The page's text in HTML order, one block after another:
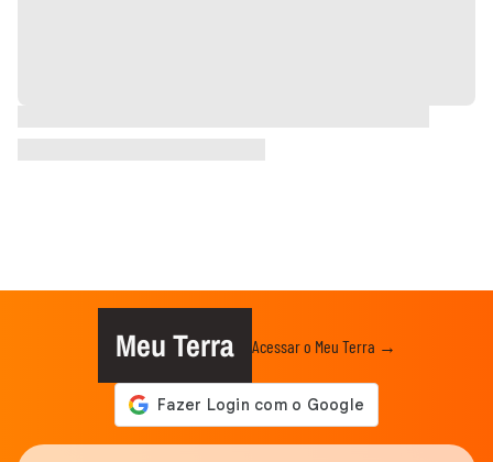
Meu Terra Acessar o Meu Terra →